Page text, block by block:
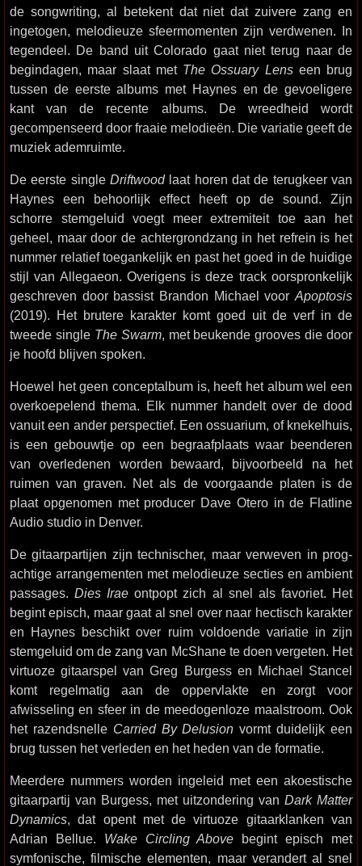
de songwriting, al betekent dat niet dat zuivere zang en
ingetogen, melodieuze sfeermomenten zijn verdwenen. In
tegendeel. De band uit Colorado gaat niet terug naar de
begindagen, maar slaat met The Ossuary Lenseen brug
tussen de eerste albums met Haynes en de gevoeligere
kant van de recente albums. De wreedheid wordt
gecompenseerd door fraaie melodieën. Die variatie geeft de
muziek ademruimte.
De eerste single Driftwoodlaat horen dat de terugkeer van
Haynes een behoorlijk effect heeft op de sound. Zijn
schorre stemgeluid voegt meer extremiteit toe aan het
geheel, maar door de achtergrondzang in het refrein is het
nummer relatief toegankelijk en past het goed in de huidige
stijl van Allegaeon. Overigens is deze track oorspronkelijk
geschreven door bassist Brandon Michael voor Apoptosis
(2019). Het brutere karakter komt goed uit de verf in de
tweede single The Swarm, met beukende grooves die door
je hoofd blijven spoken.
Hoewel het geen conceptalbum is, heeft het album wel een
overkoepelend thema. Elk nummer handelt over de dood
vanuit een ander perspectief. Een ossuarium, of knekelhuis,
is een gebouwtje op een begraafplaats waar beenderen
van overledenen worden bewaard, bijvoorbeeld na het
ruimen van graven. Net als de voorgaande platen is de
plaat opgenomen met producer Dave Otero in de Flatline
Audio studio in Denver.
De gitaarpartijen zijn technischer, maar verweven in prog-
achtige arrangementen met melodieuze secties en ambient
passages.Dies Irae ontpopt zich al snel als favoriet. Het
begint episch, maar gaat al snel over naar hectisch karakter
en Haynes beschikt over ruim voldoende variatie in zijn
stemgeluid om de zang van McShane te doen vergeten. Het
virtuoze gitaarspel van Greg Burgess en Michael Stancel
komt regelmatig aan de oppervlakte en zorgt voor
afwisseling en sfeer in de meedogenloze maalstroom. Ook
het razendsnelle Carried By Delusion vormt duidelijk een
brug tussen het verleden en het heden van de formatie.
Meerdere nummers worden ingeleid met een akoestische
gitaarpartij van Burgess, met uitzondering van Dark Matter
Dynamics, dat opent met de virtuoze gitaarklanken van
Adrian Bellue. Wake Circling Above begint episch met
symfonische, filmische elementen, maar verandert al snel